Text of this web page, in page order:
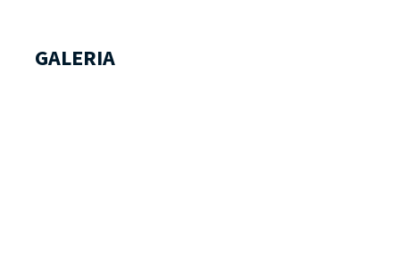
GALERIA